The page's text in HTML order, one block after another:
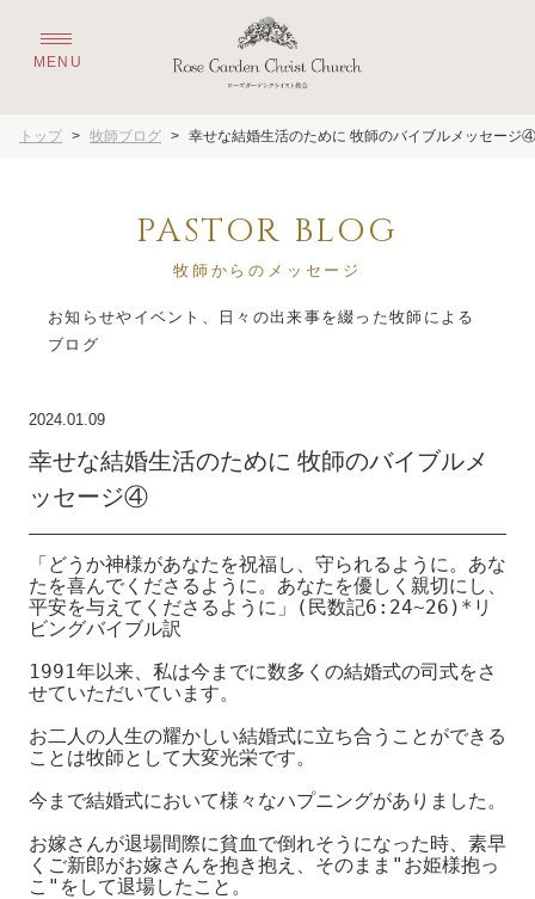
トップ > 牧師ブログ > 幸せな結婚生活のために 牧師のバイブルメッセージ④
PASTOR BLOG
牧師からのメッセージ
お知らせやイベント、日々の出来事を綴った牧師による
2024.01.09
幸せな結婚生活のために 牧師のバイブルメ
ッセージ④
「どうか神様があなたを祝福し、守られるように。あな
たを喜んでくださるように。あなたを優しく親切にし、
平安を与えてくださるように」(民数記6:24~26)*リ
ビングバイブル訳
1991年以来、私は今までに数多くの結婚式の司式をさ
せていただいています。
お二人の人生の耀かしい結婚式に立ち合うことができる
ことは牧師として大変光栄です。
今まで結婚式において様々なハプニングがありました。
お嫁さんが退場間際に貧血で倒れそうになった時、素早
くご新郎がお嫁さんを抱き抱え、そのまま"お姫様抱っ
こ"をして退場したこと。